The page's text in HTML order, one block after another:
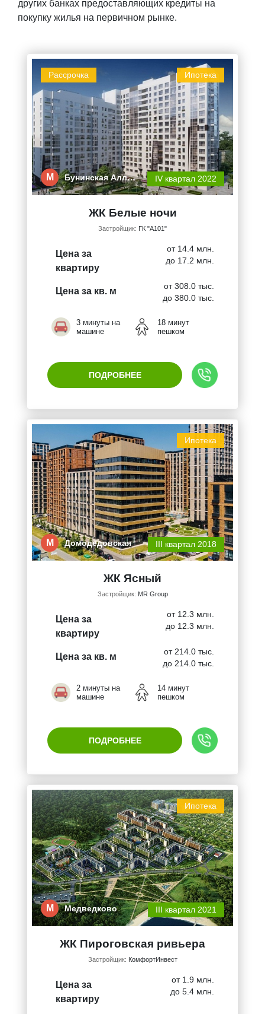
других банках предоставляющих кредиты на
покупку жилья на первичном рынке.
Ипотека
Рассрочка
М Бунинская Алл… IV квартал 2022
ЖК Белые ночи
Застройщик: ГК "А101"
Цена за
квартиру
от 14.4 млн.
до 17.2 млн.
Цена за кв. м
от 308.0 тыс.
до 380.0 тыс.
3 минуты на
машине
18 минут
пешком
ПОДРОБНЕЕ
Ипотека
М Домодедовская III квартал 2018
ЖК Ясный
Застройщик: MR Group
Цена за
квартиру
от 12.3 млн.
до 12.3 млн.
Цена за кв. м
от 214.0 тыс.
до 214.0 тыс.
2 минуты на
машине
14 минут
пешком
ПОДРОБНЕЕ
Ипотека
М Медведково III квартал 2021
ЖК Пироговская ривьера
Застройщик: КомфортИнвест
Цена за
квартиру
от 1.9 млн.
до 5.4 млн.